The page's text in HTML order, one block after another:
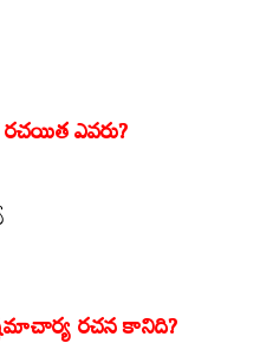
ఎవరు?
రచన కానిది?